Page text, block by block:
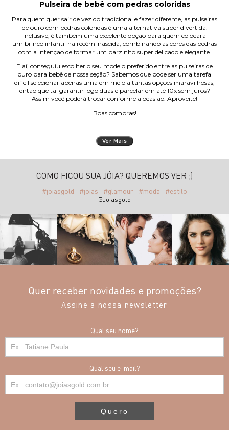
Pulseira de bebê com pedras coloridas
Para quem quer sair de vez do tradicional e fazer diferente, as pulseiras
de ouro com pedras coloridas é uma alternativa super divertida.
Inclusive, é também uma excelente opção para quem colocará
um brinco infantil na recém-nascida, combinando as cores das pedras
com a intenção de formar um parzinho super delicado e elegante.
E aí, conseguiu escolher o seu modelo preferido entre as pulseiras de
ouro para bebê de nossa seção? Sabemos que pode ser uma tarefa
difícil selecionar apenas uma em meio a tantas opções maravilhosas,
então que tal garantir logo duas e parcelar em até 10x sem juros?
Assim você poderá trocar conforme a ocasião. Aproveite!
Boas compras!
Ver Mais
COMO FICOU SUA JÓIA? QUEREMOS VER ;)
#joiasgold #joias #glamour #moda #estilo
@Joiasgold
Quer receber novidades e promoções?
Assine a nossa newsletter
Qual seu nome?
Qual seu e-mail?
Quero